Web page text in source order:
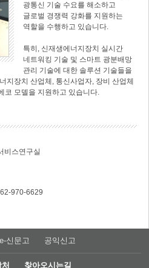
광통신 기술 수요를 해소하고
글로벌 경쟁력 강화를 지원하는
역할을 수행하고 있습니다.
특히, 신재생에너지장치 실시간
네트워킹 기술 및 스마트 광분배망
관리 기술에 대한 솔루션 기술들을
지장치 산업체, 통신사업자, 장비 산업체
코 모델을 지원하고 있습니다.
비스연구실
970-6629
e-신문고 공익신고
찾아오시는길